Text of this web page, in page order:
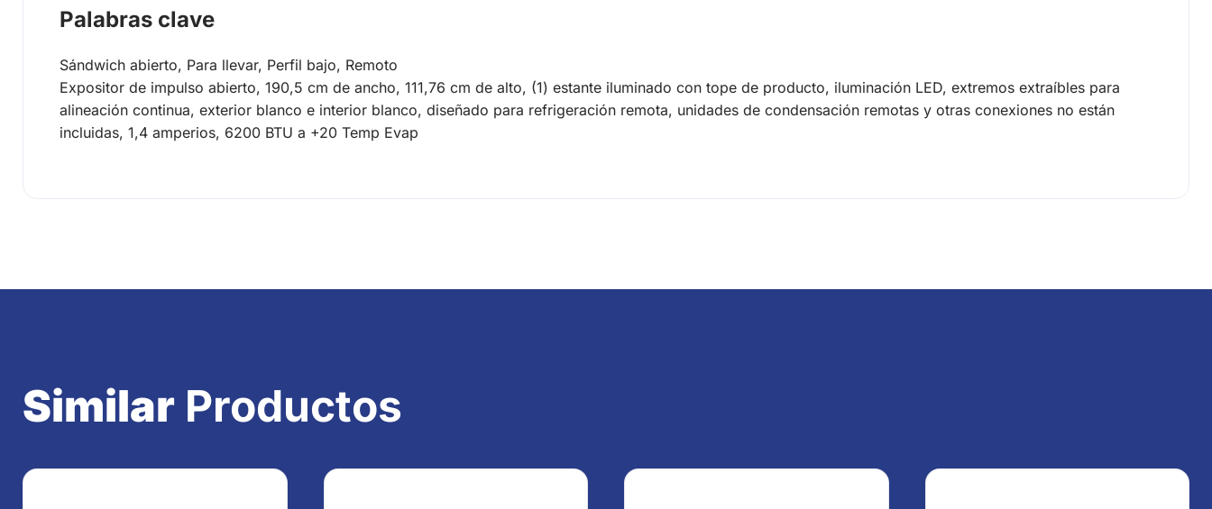
Palabras clave
Sándwich abierto, Para llevar, Perfil bajo, Remoto
Expositor de impulso abierto, 190,5 cm de ancho, 111,76 cm de alto, (1) estante iluminado con tope de producto, iluminación LED, extremos extraíbles para
alineación continua, exterior blanco e interior blanco, diseñado para refrigeración remota, unidades de condensación remotas y otras conexiones no están
incluidas, 1,4 amperios, 6200 BTU a +20 Temp Evap
Similar Productos